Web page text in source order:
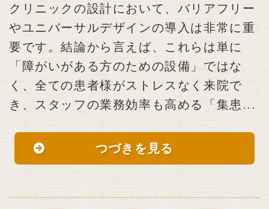
クリニックの設計において、バリアフリー
やユニバーサルデザインの導入は非常に重
要です。結論から言えば、これらは単に
「障がいがある方のための設備」ではな
く、全ての患者様がストレスなく来院で
き、スタッフの業務効率も高める「集患...
つづきを見る